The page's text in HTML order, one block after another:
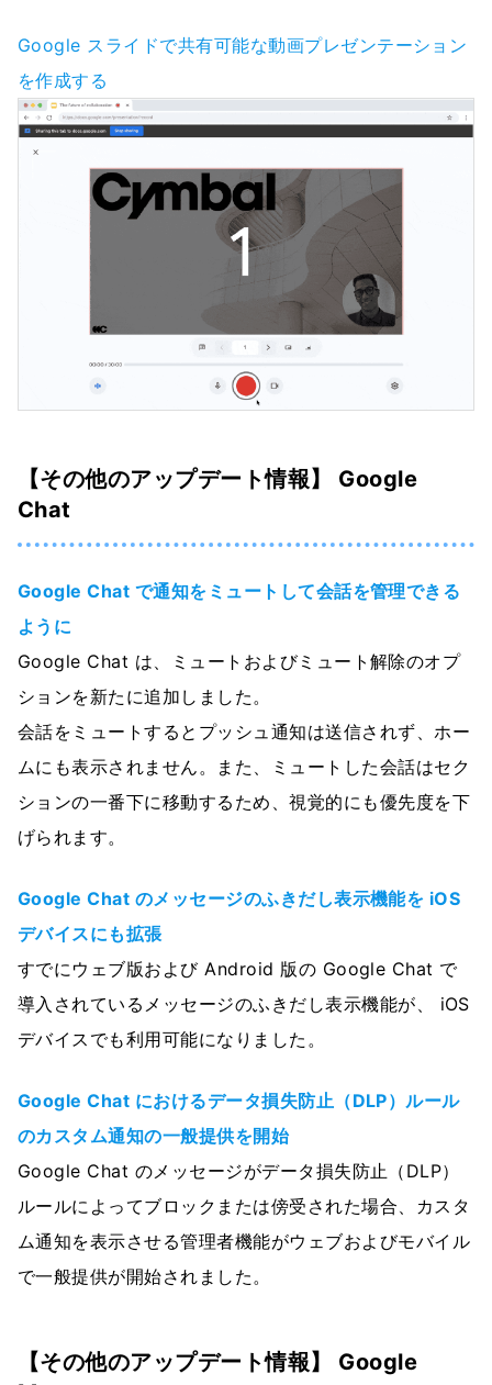
Google スライドで共有可能な動画プレゼンテーション
を作成する
【その他のアップデート情報】 Google
Chat
Google Chat で通知をミュートして会話を管理できる
ように
Google Chat は、ミュートおよびミュート解除のオプ
ションを新たに追加しました。
会話をミュートするとプッシュ通知は送信されず、ホー
ムにも表示されません。また、ミュートした会話はセク
ションの一番下に移動するため、視覚的にも優先度を下
げられます。
Google Chat のメッセージのふきだし表示機能を iOS
デバイスにも拡張
すでにウェブ版および Android 版の Google Chat で
導入されているメッセージのふきだし表示機能が、 iOS
デバイスでも利用可能になりました。
Google Chat におけるデータ損失防止（DLP）ルール
のカスタム通知の一般提供を開始
Google Chat のメッセージがデータ損失防止（DLP）
ルールによってブロックまたは傍受された場合、カスタ
ム通知を表示させる管理者機能がウェブおよびモバイル
で一般提供が開始されました。
【その他のアップデート情報】 Google